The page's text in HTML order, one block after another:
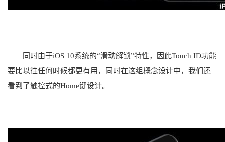
同时由于iOS 10系统的“滑动解锁”特性，因此Touch ID功能
要比以往任何时候都更有用，同时在这组概念设计中，我们还
看到了触控式的Home键设计。